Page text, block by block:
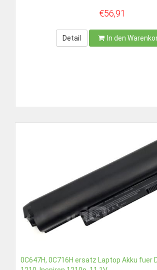
€56,91
Detail In den
0C647H, 0C716H ersatz Laptop Akku fuer